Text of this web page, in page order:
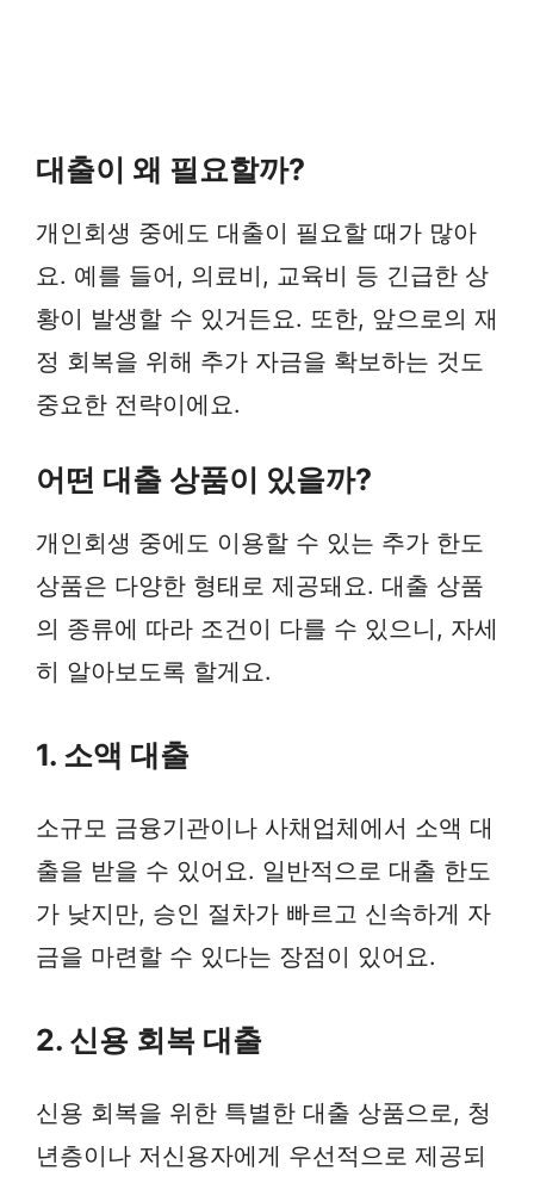
대출이 왜 필요할까?
개인회생 중에도 대출이 필요할 때가 많아
요. 예를 들어, 의료비, 교육비 등 긴급한 상
황이 발생할 수 있거든요. 또한, 앞으로의 재
정 회복을 위해 추가 자금을 확보하는 것도
중요한 전략이에요.
어떤 대출 상품이 있을까?
개인회생 중에도 이용할 수 있는 추가 한도
상품은 다양한 형태로 제공돼요. 대출 상품
의 종류에 따라 조건이 다를 수 있으니, 자세
히 알아보도록 할게요.
1. 소액 대출
소규모 금융기관이나 사채업체에서 소액 대
출을 받을 수 있어요. 일반적으로 대출 한도
가 낮지만, 승인 절차가 빠르고 신속하게 자
금을 마련할 수 있다는 장점이 있어요.
2. 신용 회복 대출
신용 회복을 위한 특별한 대출 상품으로, 청
년층이나 저신용자에게 우선적으로 제공되